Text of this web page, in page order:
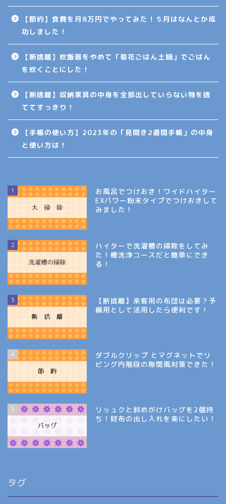
【節約】食費を月8万円でやってみた！５月はなんとか成
功しました！
【断捨離】炊飯器をやめて「菊花ごはん土鍋」でごはん
を炊くことにした！
【断捨離】収納家具の中身を全部出していらない物を捨
ててすっきり！
【手帳の使い方】2023年の「見開き2週間手帳」の中身
と使い方は！
1
お風呂でつけおき！ワイドハイター
EXパワー粉末タイプでつけおきして
みました！
2
ハイターで洗濯槽の掃除をしてみ
た！槽洗浄コースだと簡単にでき
る！
3
【断捨離】来客用の布団は必要？予
備用として活用したら便利です！
4
ダブルクリップ とマグネットでリ
ビング内階段の隙間風対策できた！
5
リッュクと斜めがけバッグを2個持
ち！財布の出し入れを楽にしたい！
タグ